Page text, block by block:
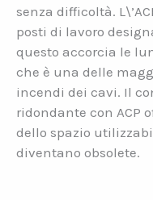
senza difficoltà.
posti di lavoro
questo accorcia le
che è una delle
incendi dei cavi. Il
ridondante con ACP
dello spazio
diventano obsolete.